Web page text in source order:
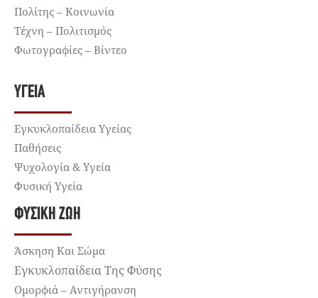
Πολίτης – Κοινωνία
Τέχνη – Πολιτισμός
Φωτογραφίες – Βίντεο
ΥΓΕΊΑ
Εγκυκλοπαίδεια Υγείας
Παθήσεις
Ψυχολογία & Υγεία
Φυσική Υγεία
ΦΥΣΙΚΉ ΖΩΉ
Άσκηση Και Σώμα
Εγκυκλοπαίδεια Της Φύσης
Ομορφιά – Αντιγήρανση